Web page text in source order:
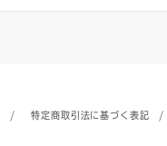
特定商取引法に基づく表記